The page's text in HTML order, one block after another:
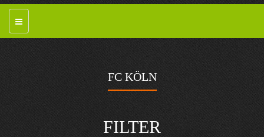
FC KÖLN
FILTER